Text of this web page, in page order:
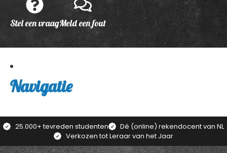
Stel een vraagMeld een fout
Navigatie
25.000+ tevreden studenten
Dé (online) rekendocent van NL
Verkozen tot Leraar van het Jaar